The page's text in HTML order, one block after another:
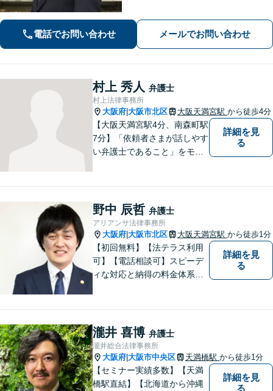
心を込めて取り組んでまいります【電
話・WEB面談可】【セカンドオピニオ
電話でお問い合わせ メールでお問い合わせ
村上 秀人 弁護士
村上法律事務所
大阪府 大阪市北区 大阪天満宮駅 から徒歩4分
【大阪天満宮駅4分、南森町駅
7分】「依頼者さまが話しやす
い弁護士であること」をモッ
と丁寧に説明していきますの
で、法律相談が初めての方で
も安心してお問合せくださ
い。
詳細を見
る
野中 辰哲 弁護士
アリアンサ法律事務所
大阪府 大阪市北区 大阪天満宮駅 から徒歩1分
【初回無料】【法テラス利用
可】【電話相談可】スピーデ
ィな対応と納得の料金体系で
詳細を見
る
瀧井 喜博 弁護士
瀧井総合法律事務所
大阪府 大阪市中央区 天満橋駅 から徒歩1分
【セミナー実績多数】【天満
橋駅直結】【北海道から沖縄
詳細を見
る